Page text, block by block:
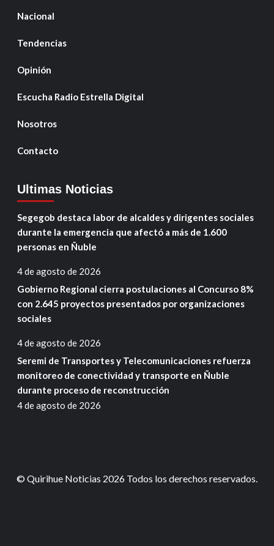
Nacional
Tendencias
Opinión
Escucha Radio Estrella Digital
Nosotros
Contacto
Ultimas Noticias
Segegob destaca labor de alcaldes y dirigentes sociales
durante la emergencia que afectó a más de 1.600
personas en Ñuble
4 de agosto de 2026
Gobierno Regional cierra postulaciones al Concurso 8%
con 2.645 proyectos presentados por organizaciones
sociales
4 de agosto de 2026
Seremi de Transportes y Telecomunicaciones refuerza
monitoreo de conectividad y transporte en Ñuble
durante proceso de reconstrucción
4 de agosto de 2026